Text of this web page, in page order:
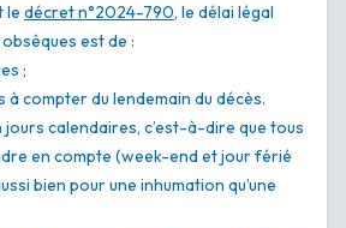
le décret n°2024-790, le délai légal
est de :
;
à compter du lendemain du décès.
jours calendaires, c’est-à-dire que tous
en compte (week-end et jour férié
bien pour une inhumation qu’une